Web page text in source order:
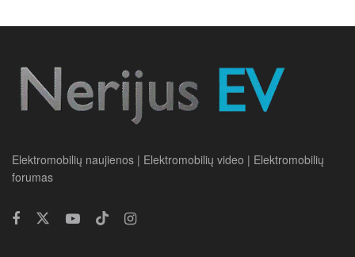
Elektromobilių naujienos | Elektromobilių video | Elektromobilių
forumas